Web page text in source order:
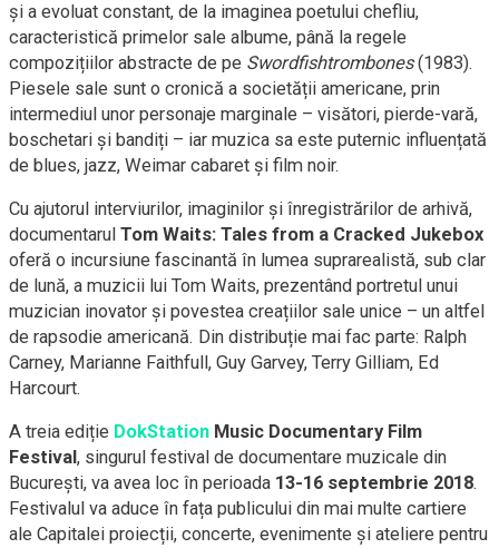
și a evoluat constant, de la imaginea poetului chefliu,
caracteristică primelor sale albume, până la regele
compozițiilor abstracte de pe Swordfishtrombones(1983).
Piesele sale sunt o cronică a societății americane, prin
intermediul unor personaje marginale – visători, pierde-vară,
boschetari și bandiți – iar muzica sa este puternic influențată
de blues, jazz, Weimar cabaret și film noir.
Cu ajutorul interviurilor, imaginilor și înregistrărilor de arhivă,
documentarul Tom Waits: Tales from a Cracked Jukebox
oferă o incursiune fascinantă în lumea suprarealistă, sub clar
de lună, a muzicii lui Tom Waits, prezentând portretul unui
muzician inovator și povestea creațiilor sale unice – un altfel
de rapsodie americană. Din distribuție mai fac parte: Ralph
Carney, Marianne Faithfull, Guy Garvey, Terry Gilliam, Ed
Harcourt.
A treia ediție DokStation Music Documentary Film
Festival , singurul festival de documentare muzicale din
București, va avea loc în perioada 13-16 septembrie 2018.
Festivalul va aduce în fața publicului din mai multe cartiere
ale Capitalei proiecții, concerte, evenimente și ateliere pentru